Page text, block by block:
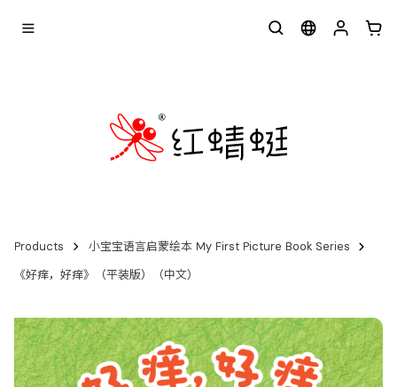
Products
小宝宝语言启蒙绘本 My First Picture Book Series
《好痒，好痒》（平装版）（中文）